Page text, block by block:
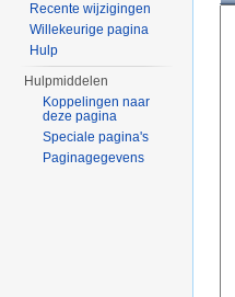
Recente wijzigingen
Willekeurige pagina
Hulp
Hulpmiddelen
Koppelingen naar
deze pagina
Speciale pagina's
Paginagegevens